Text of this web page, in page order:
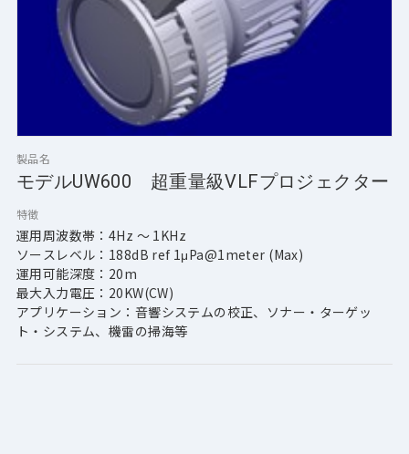
製品名
モデルUW600 超重量級VLFプロジェクター
特徴
運用周波数帯：4Hz ～ 1KHz
ソースレベル：188dB ref 1μPa@1meter (Max)
運用可能深度：20m
最大入力電圧：20KW(CW)
アプリケーション：音響システムの校正、ソナー・ターゲッ
ト・システム、機雷の掃海等